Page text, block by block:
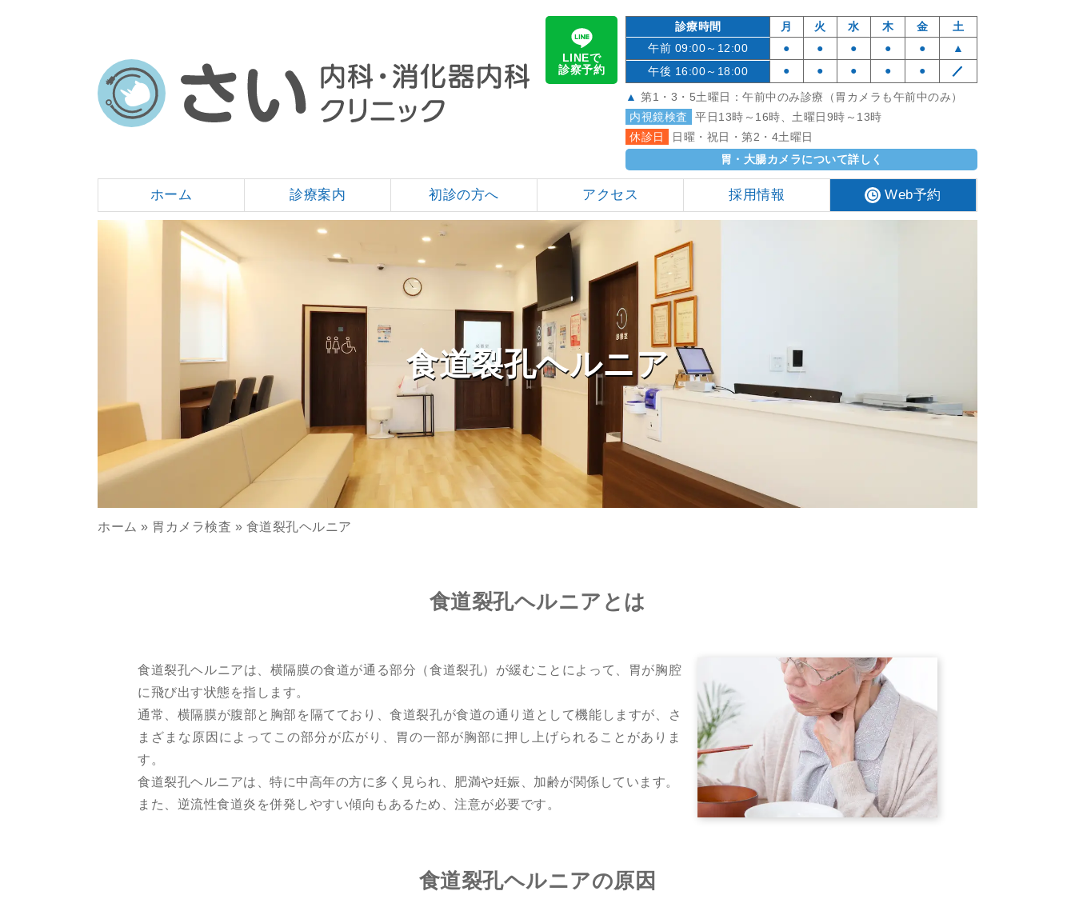
診療時間 月 火 水 木 金
土
午前 09:00～12:00
● ● ● ● ●
▲
午後 16:00～18:00
● ● ● ● ● ／
▲ 第1・3・5土曜日：午前中のみ診療（胃カメラも午前中のみ）
内視鏡検査
平日13時～16時、土曜日9時～13時
休診日
日曜・祝日・第2・4土曜日
胃・大腸カメラについて詳しく
LINEで
診察予約
ホーム 診療案内 初診の方へ アクセス 採用情報 Web予約
食道裂孔ヘルニア
ホーム » 胃カメラ検査 » 食道裂孔ヘルニア
食道裂孔ヘルニアとは
食道裂孔ヘルニアは、横隔膜の食道が通る部分（食道裂孔）が緩むことによって、胃が胸腔
に飛び出す状態を指します。
通常、横隔膜が腹部と胸部を隔てており、食道裂孔が食道の通り道として機能しますが、さ
まざまな原因によってこの部分が広がり、胃の一部が胸部に押し上げられることがありま
す。
食道裂孔ヘルニアは、特に中高年の方に多く見られ、肥満や妊娠、加齢が関係しています。
また、逆流性食道炎を併発しやすい傾向もあるため、注意が必要です。
食道裂孔ヘルニアの原因